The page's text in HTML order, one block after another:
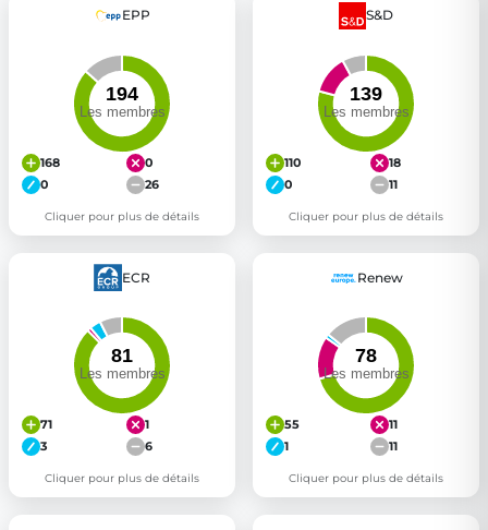
Get Involved
Become a member:
Join us to advance digital
Volunteer:Contribute your skills in technology, design,
Support democracy:
Help us strengthen accountability
EPP
168
0
0
26
Cliquer pour plus de détails
S&D
110
18
0
11
Cliquer pour plus de détails
ECR
71
1
3
6
Cliquer pour plus de détails
Renew
55
11
1
11
Cliquer pour plus de détails